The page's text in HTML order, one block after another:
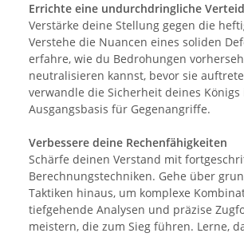
Errichte eine undurchdringliche
Verstärke deine Stellung gegen die
Verstehe die Nuancen eines soliden
erfahre, wie du Bedrohungen
neutralisieren kannst, bevor sie
verwandle die Sicherheit deines Königs
Ausgangsbasis für Gegenangriffe.
Verbessere deine Rechenfähigkeiten
Schärfe deinen Verstand mit
Berechnungstechniken. Gehe über
Taktiken hinaus, um komplexe
tiefgehende Analysen und präzise
meistern, die zum Sieg führen. Lerne,